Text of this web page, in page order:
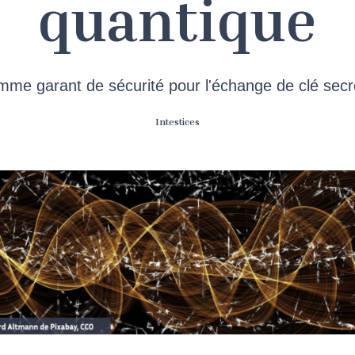
quantique
garant de sécurité pour l'échange de clé
Intestices